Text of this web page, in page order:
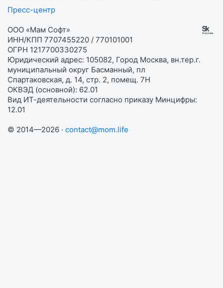
Пресс-центр
ООО «Мам Софт»
ИНН/КПП 7707455220 / 770101001
ОГРН 1217700330275
Юридический адрес: 105082, Город Москва, вн.тер.г.
муниципальный округ Басманный, пл
Спартаковская, д. 14, стр. 2, помещ. 7Н
ОКВЭД (основной): 62.01
Вид ИТ-деятельности согласно приказу Минцифры:
12.01
© 2014—2026 · contact@mom.life